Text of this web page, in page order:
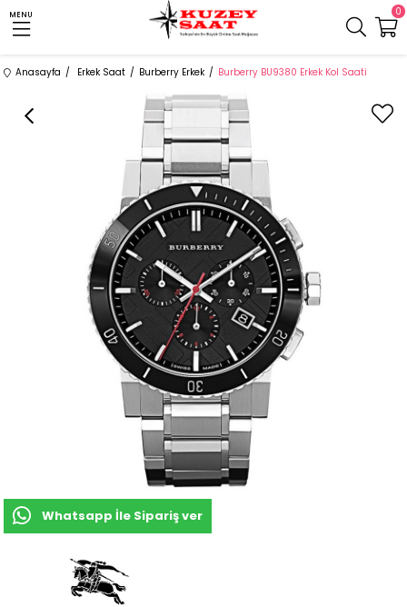
MENU 0
Anasayfa Erkek Saat Burberry Erkek Burberry BU9380 Erkek Kol Saati
Whatsapp İle Sipariş ver